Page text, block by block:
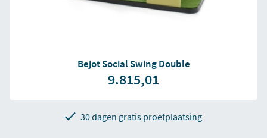
Bejot Social Swing Double
9.815,01
30 dagen gratis proefplaatsing